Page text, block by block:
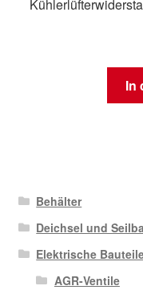
In
Behälter
Deichsel und
Elektrische
AGR-Ventile